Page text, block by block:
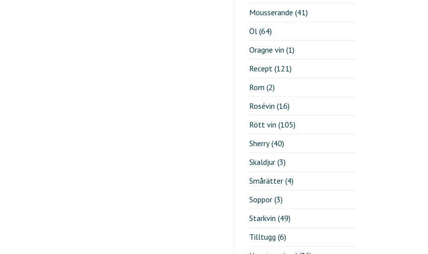
Mousserande (41)
Öl(64)
Oragne vin (1)
Recept(121)
Rom (2)
Rosévin (16)
Rött vin (105)
Sherry(40)
Skaldjur(3)
Smårätter(4)
Soppor(3)
Starkvin (49)
Tilltugg (6)